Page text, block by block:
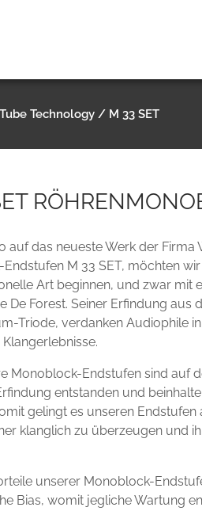
Technology / M 33 SET
auf das neueste Werk der Firma
M 33 SET, möchten
Art beginnen, und zwar mit
De Forest. Seiner Erfindung aus
Triode, verdanken Audiophile
Monoblock-Endstufen sind auf
entstanden und
gelingt es unseren
klanglich zu überzeugen und
unserer Monoblock-
Bias, womit jegliche Wartung